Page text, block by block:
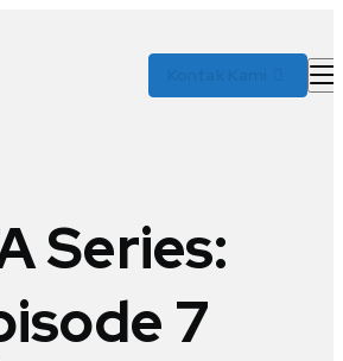
Series:
7